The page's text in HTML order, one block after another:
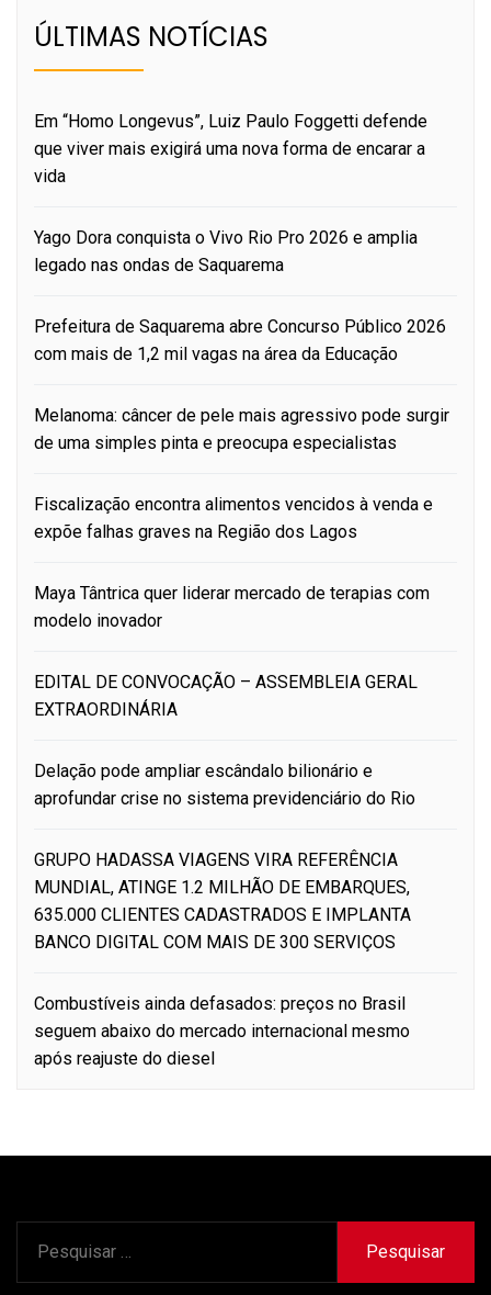
ÚLTIMAS NOTÍCIAS
Em “Homo Longevus”, Luiz Paulo Foggetti defende
que viver mais exigirá uma nova forma de encarar a
vida
Yago Dora conquista o Vivo Rio Pro 2026 e amplia
legado nas ondas de Saquarema
Prefeitura de Saquarema abre Concurso Público 2026
com mais de 1,2 mil vagas na área da Educação
Melanoma: câncer de pele mais agressivo pode surgir
de uma simples pinta e preocupa especialistas
Fiscalização encontra alimentos vencidos à venda e
expõe falhas graves na Região dos Lagos
Maya Tântrica quer liderar mercado de terapias com
modelo inovador
EDITAL DE CONVOCAÇÃO – ASSEMBLEIA GERAL
EXTRAORDINÁRIA
Delação pode ampliar escândalo bilionário e
aprofundar crise no sistema previdenciário do Rio
GRUPO HADASSA VIAGENS VIRA REFERÊNCIA
MUNDIAL, ATINGE 1.2 MILHÃO DE EMBARQUES,
635.000 CLIENTES CADASTRADOS E IMPLANTA
BANCO DIGITAL COM MAIS DE 300 SERVIÇOS
Combustíveis ainda defasados: preços no Brasil
seguem abaixo do mercado internacional mesmo
após reajuste do diesel
por: